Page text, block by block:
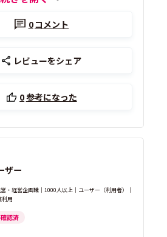
0コメント
レビューをシェア
0参考になった
ザー
・経営企画職｜1000人以上｜ユーザー（利用者）｜
利用
認済